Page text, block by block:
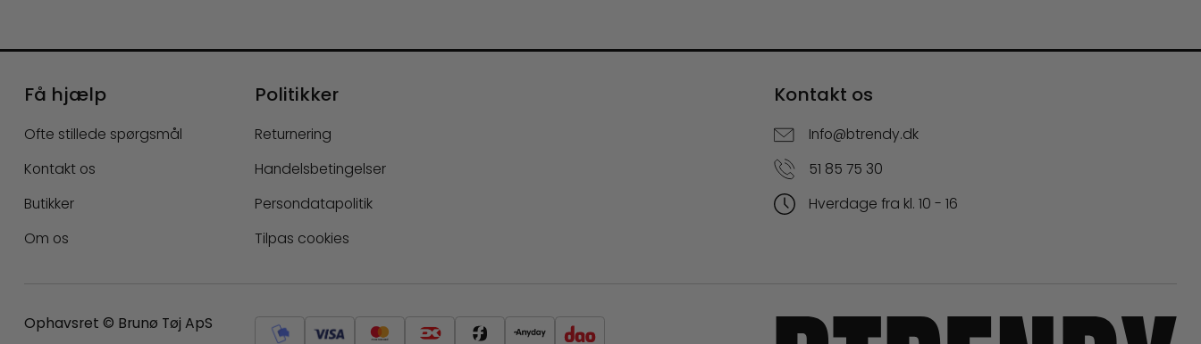
Få hjælp
Ofte stillede spørgsmål
Kontakt os
Butikker
Om os
Politikker
Returnering
Handelsbetingelser
Persondatapolitik
Tilpas cookies
Kontakt os
Info@btrendy.dk
51 85 75 30
Hverdage fra kl. 10 - 16
Ophavsret © Brunø Tøj ApS